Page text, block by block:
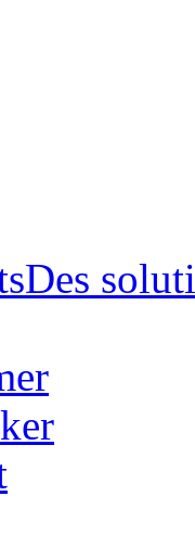
Des